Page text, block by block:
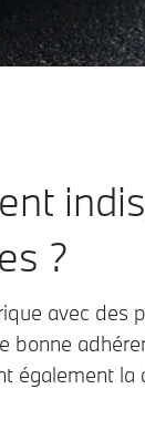
?
avec des
également